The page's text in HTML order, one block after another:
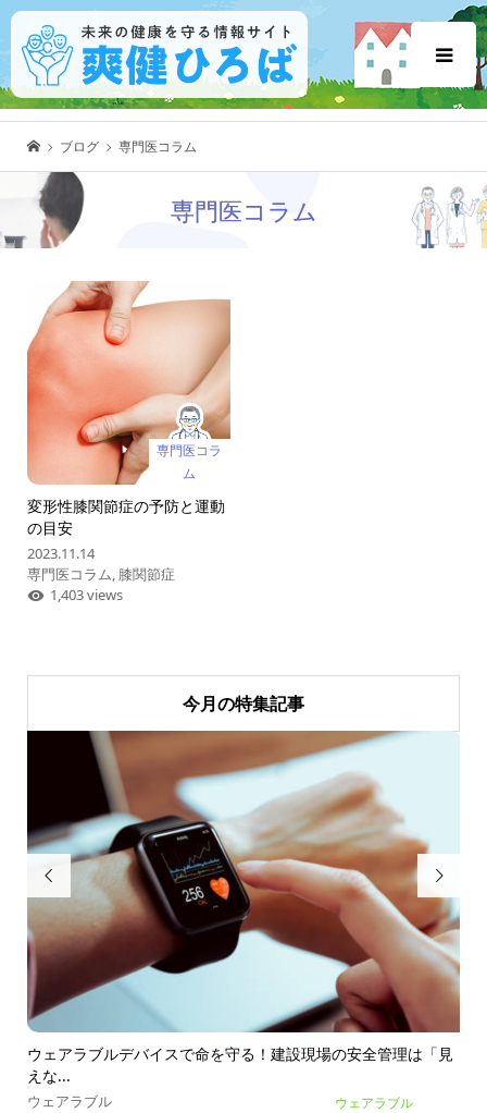
ブログ 専門医コラム
専門医コラム
専門医コラ
ム
変形性膝関節症の予防と運動
の目安
2023.11.14
専門医コラム, 膝関節症
1,403 views
今月の特集記事

ウェアラブルデバイスで命を守る！建設現場の安全管理は「見
えな...
ウェアラブル ウェアラブル
